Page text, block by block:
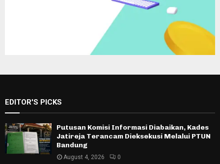
EDITOR'S PICKS
Putusan Komisi Informasi Diabaikan, Kades
Jatireja Terancam Dieksekusi Melalui PTUN
Bandung
August 4, 2026 0